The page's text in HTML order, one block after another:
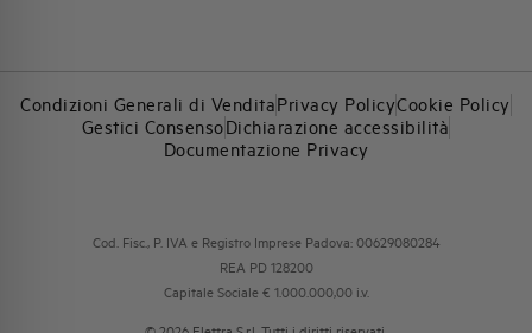
Condizioni Generali di VenditaPrivacy PolicyCookie Policy
Gestici ConsensoDichiarazione accessibilità
Documentazione Privacy
Cod. Fisc., P. IVA e Registro Imprese Padova: 00629080284
REA PD 128200
Capitale Sociale € 1.000.000,00 i.v.